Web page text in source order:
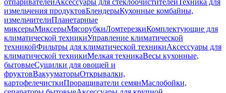
отпаривателейАксессуары для стеклоочистителейТехника для
измельчения продуктовБлендерыКухонные комбайны,
измельчителиПланетарные
миксерыМиксерыМясорубкиЛомтерезкиКомплектующие для
климатической техникиУправление климатической
техникойФильтры для климатической техникиАксессуары для
климатической техникиМелкая техникаВесы кухонные,
бытовыеСушилки для овощей и
фруктовВакууматорыОткрывалки,
картофелечисткиПроращиватели семянМаслобойки,